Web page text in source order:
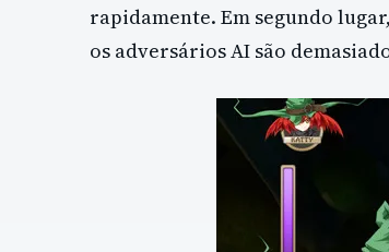
rapidamente. Em segundo
os adversários AI são